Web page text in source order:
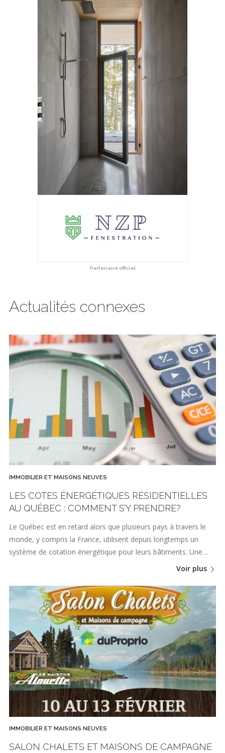
Partenaire officiel
Actualités connexes
IMMOBILIER ET MAISONS NEUVES
LES COTES ÉNERGÉTIQUES RÉSIDENTIELLES
AU QUÉBEC : COMMENT S’Y PRENDRE?
Le Québec est en retard alors que plusieurs pays à travers le
monde, y compris la France, utilisent depuis longtemps un
système de cotation énergétique pour leurs bâtiments. Une…
Voir plus
IMMOBILIER ET MAISONS NEUVES
SALON CHALETS ET MAISONS DE CAMPAGNE